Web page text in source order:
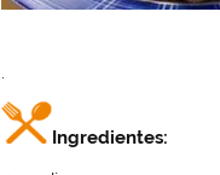
Ingredientes: